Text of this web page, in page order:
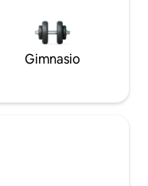
Gimnasio